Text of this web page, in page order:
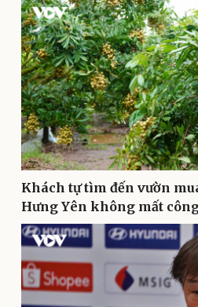
Thể thao
Bóng đá
Lịch thi đấu bóng đá
Thế giới thể thao
eSports
Hậu trường
Ô
Khách tự tìm đến vườn
Hưng Yên không mất